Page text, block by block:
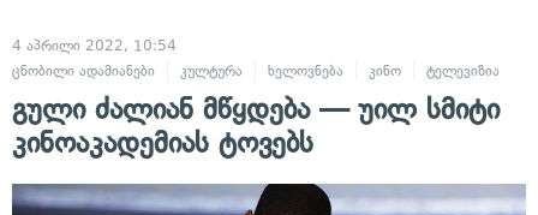
4 აპრილი 2022, 10:54
ცნობილი ადამიანები
კულტურა ხელოვნება კინო ტელევიზია
გული ძალიან მწყდება — უილ სმიტი
კინოაკადემიას ტოვებს